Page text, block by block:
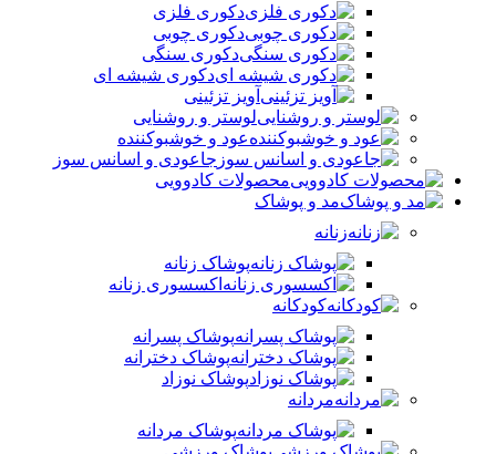
دکوری فلزی
دکوری چوبی
دکوری سنگی
دکوری شیشه ای
آویز تزئینی
لوستر و روشنایی
عود و خوشبوکننده
جاعودی و اسانس سوز
محصولات کادوویی
مد و پوشاک
زنانه
پوشاک زنانه
اکسسوری زنانه
کودکانه
پوشاک پسرانه
پوشاک دخترانه
پوشاک نوزاد
مردانه
پوشاک مردانه